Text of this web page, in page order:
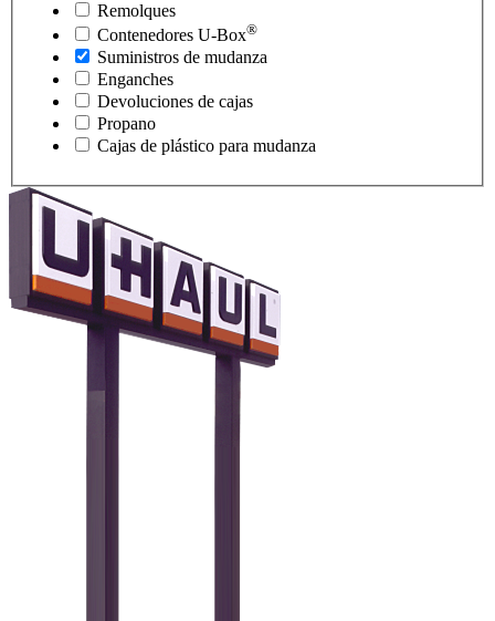
Remolques
Contenedores U-Box®
Suministros de mudanza
Enganches
Devoluciones de cajas
Propano
Cajas de plástico para mudanza